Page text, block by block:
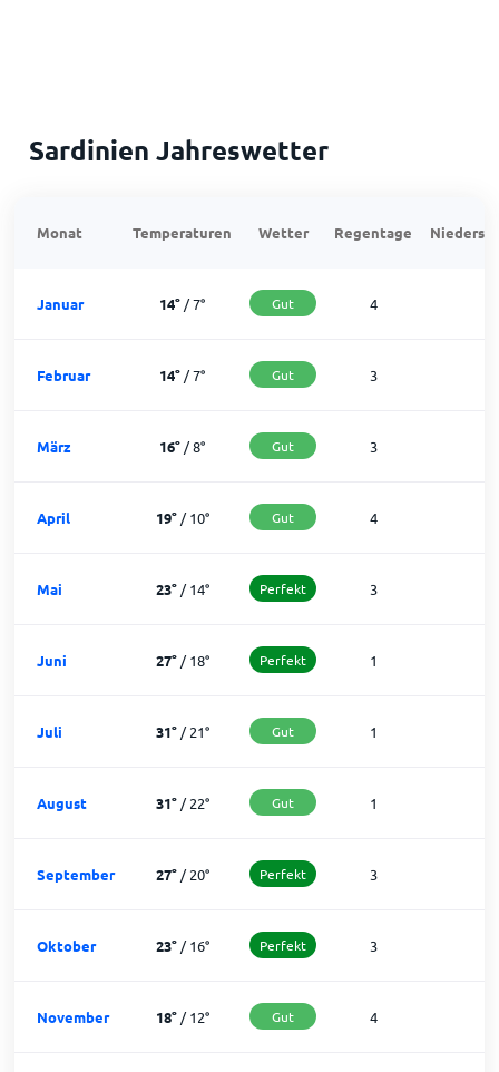
Sardinien Jahreswetter
Monat Temperaturen Wetter Regentage
Januar 14° /7° Gut 4
Februar 14° /7° Gut 3
März 16° /8° Gut 3
April 19°/10° Gut 4
Mai 23°/14° Perfekt 3
Juni 27°/18° Perfekt 1
Juli 31°/21° Gut 1
August 31°/22° Gut 1
September 27°/20° Perfekt 3
Oktober 23°/16° Perfekt 3
November 18°/12° Gut 4